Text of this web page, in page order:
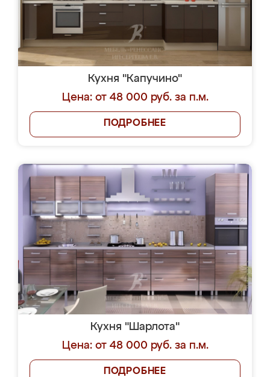
Кухня "Капучино"
Цена: от 48 000 руб. за п.м.
ПОДРОБНЕЕ
Кухня "Шарлота"
Цена: от 48 000 руб. за п.м.
ПОДРОБНЕЕ